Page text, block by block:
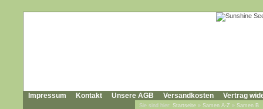
Impressum Kontakt Unsere AGB Versandkosten Vertrag
Sie sind hier: Startseite » Samen A-Z » Samen B